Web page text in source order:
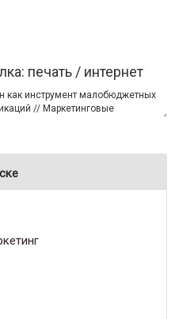
печать / интернет